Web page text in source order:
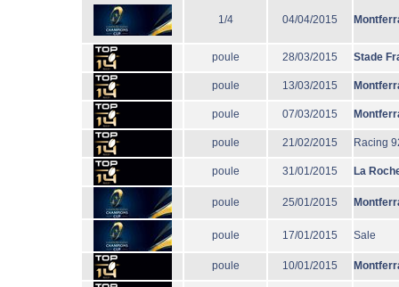
1/4 04/04/2015
poule 28/03/2015 Stade
poule 13/03/2015
poule 07/03/2015
poule 21/02/2015 Racing
poule 31/01/2015 La
poule 25/01/2015
poule 17/01/2015 Sale
poule 10/01/2015